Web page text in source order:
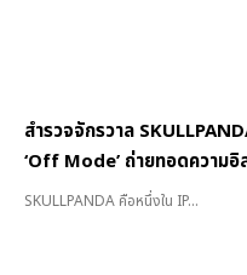
สำรวจจักรวาล
‘Off Mode’ ถ่ายทอดความอิ
SKULLPANDA คือหนึ่งใน IP...